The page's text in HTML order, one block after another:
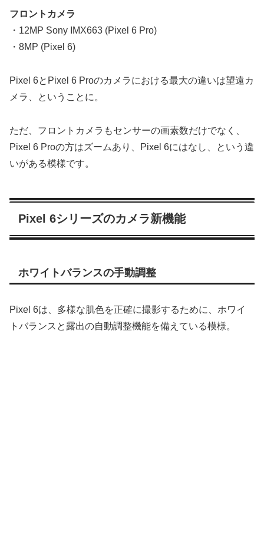
フロントカメラ
・12MP Sony IMX663 (Pixel 6 Pro)
・8MP (Pixel 6)
Pixel 6とPixel 6 Proのカメラにおける最大の違いは望遠カ
メラ、ということに。
ただ、フロントカメラもセンサーの画素数だけでなく、
Pixel 6 Proの方はズームあり、Pixel 6にはなし、という違
いがある模様です。
Pixel 6シリーズのカメラ新機能
ホワイトバランスの手動調整
Pixel 6は、多様な肌色を正確に撮影するために、ホワイ
トバランスと露出の自動調整機能を備えている模様。